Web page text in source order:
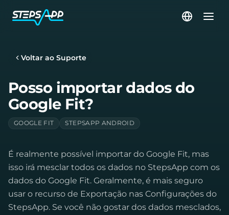
Voltar ao Suporte
Posso importar dados do
Google Fit?
GOOGLE FIT STEPSAPP ANDROID
É realmente possível importar do Google Fit, mas
isso irá mesclar todos os dados no StepsApp com os
dados do Google Fit. Geralmente, é mais seguro
usar o recurso de Exportação nas Configurações do
StepsApp. Se você não gostar dos dados mesclados,